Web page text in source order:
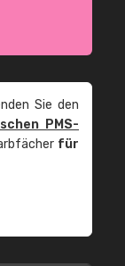
Sie den
PMS-
für